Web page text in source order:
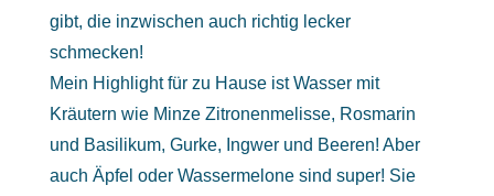
gibt, die inzwischen auch richtig lecker
schmecken!
Mein Highlight für zu Hause ist Wasser mit
Kräutern wie Minze Zitronenmelisse, Rosmarin
und Basilikum, Gurke, Ingwer und Beeren! Aber
auch Äpfel oder Wassermelone sind super! Sie